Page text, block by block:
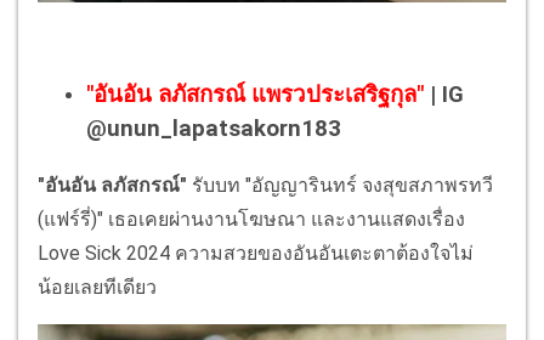
"อันอัน ลภัสกรณ์ แพรวประเสริฐกุล" | IG
@unun_lapatsakorn183
"อันอัน ลภัสกรณ์" รับบท "อัญญารินทร์ จงสุขสภาพรทวี
(แฟร์รี่)" เธอเคยผ่านงานโฆษณา และงานแสดงเรื่อง
Love Sick 2024 ความสวยของอันอันเตะตาต้องใจไม่
น้อยเลยทีเดียว